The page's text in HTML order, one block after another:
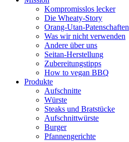
Kompromisslos lecker
Die Wheaty-Story
Orang-Utan-Patenschaften
Was wir nicht verwenden
Andere über uns
Seitan-Herstellung
Zubereitungstipps
How to vegan BBQ
Produkte
Aufschnitte
Würste
Steaks und Bratstücke
Aufschnittwürste
Burger
Pfannengerichte